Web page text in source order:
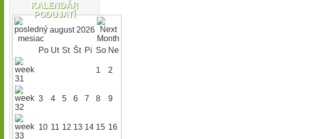
KALENDÁR
PODUJATÍ
august 2026
Po Ut St Št Pi So Ne
1 2
3 4 5 6 7 8 9
10 11 12 13 14 15 16